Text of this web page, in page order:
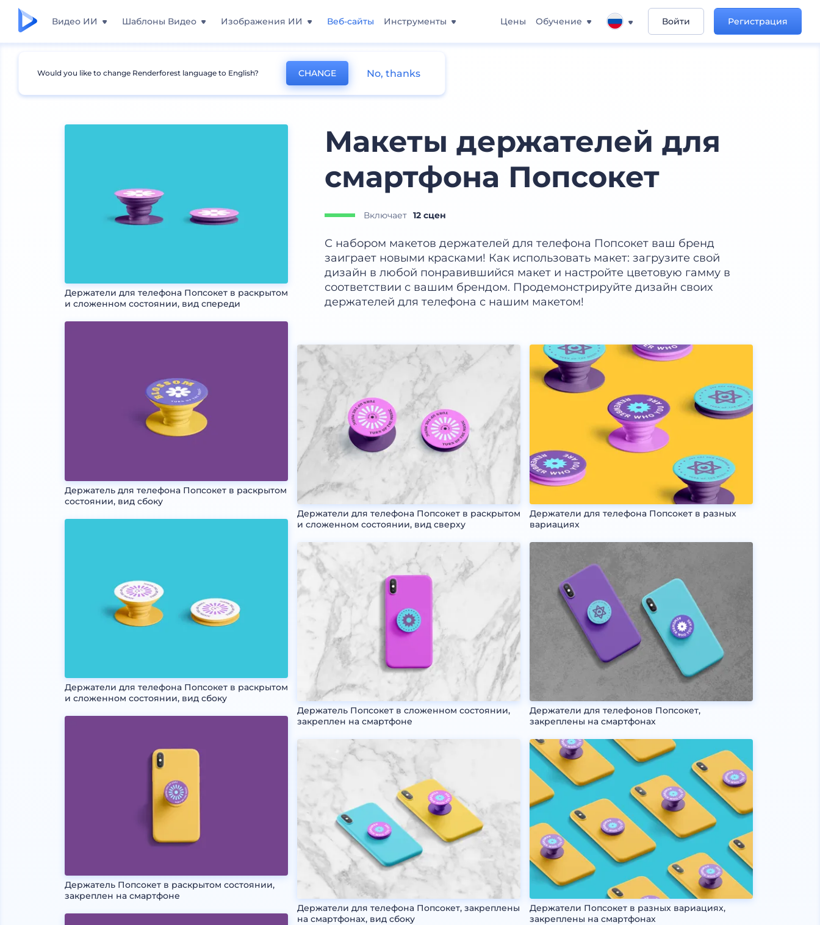
Видео ИИ Шаблоны Видео Изображения ИИ Веб-сайты Инструменты Цены Обучение Войти Регистрация
Мокапы Устройства Мокапы iPhone
Держатели для телефона Попсокет в раскрытом
и сложенном состоянии, вид спереди
Держатель для телефона Попсокет в раскрытом
состоянии, вид сбоку
Держатели для телефона Попсокет в раскрытом
и сложенном состоянии, вид сбоку
Держатель Попсокет в раскрытом состоянии,
закреплен на смартфоне
Макеты держателей для
смартфона Попсокет
Включает 12 сцен
С набором макетов держателей для телефона Попсокет ваш бренд
заиграет новыми красками! Как использовать макет: загрузите свой
дизайн в любой понравившийся макет и настройте цветовую гамму в
соответствии с вашим брендом. Продемонстрируйте дизайн своих
держателей для телефона с нашим макетом!
Держатели для телефона Попсокет в раскрытом
и сложенном состоянии, вид сверху
Держатель Попсокет в сложенном состоянии,
закреплен на смартфоне
Держатели для телефона Попсокет, закреплены
на смартфонах, вид сбоку
Держатели для телефона Попсокет в разных
вариациях
Держатели для телефонов Попсокет,
закреплены на смартфонах
Держатели Попсокет в разных вариациях,
закреплены на смартфонах
Would you like to change Renderforest language to English? CHANGE No, thanks